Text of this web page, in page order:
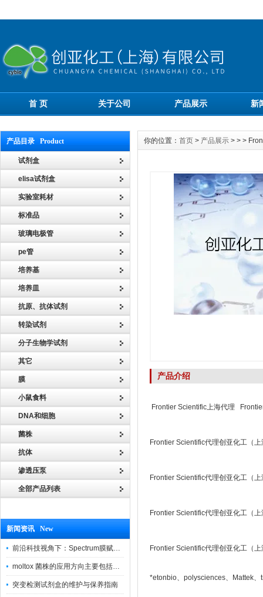
首 页 关于公司 产品展示 新
产品目录 Product
试剂盒
elisa试剂盒
实验室耗材
标准品
玻璃电极管
pe管
培养基
培养皿
抗原、抗体试剂
转染试剂
分子生物学试剂
其它
膜
小鼠食料
DNA和细胞
菌株
抗体
渗透压泵
全部产品列表
新闻资讯 New
前沿科技视角下：Spectrum膜赋能精密制造
moltox 菌株的应用方向主要包括以下几个方面
突变检测试剂盒的维护与保养指南
你的位置： 首页 > 产品展示 > > >
产品介绍
Frontier Scientific上海代理
Frontier Scientific代理创亚化工（
Frontier Scientific代理创亚化工（
Frontier Scientific代理创亚化工（
Frontier Scientific代理创亚化工（
*etonbio、polysciences、Mattek